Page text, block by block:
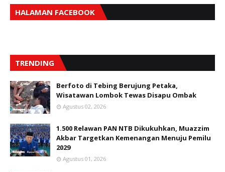
HALAMAN FACEBOOK
TRENDING
Berfoto di Tebing Berujung Petaka,
Wisatawan Lombok Tewas Disapu Ombak
Agustus 02, 2026
1.500 Relawan PAN NTB Dikukuhkan, Muazzim
Akbar Targetkan Kemenangan Menuju Pemilu
2029
Agustus 01, 2026